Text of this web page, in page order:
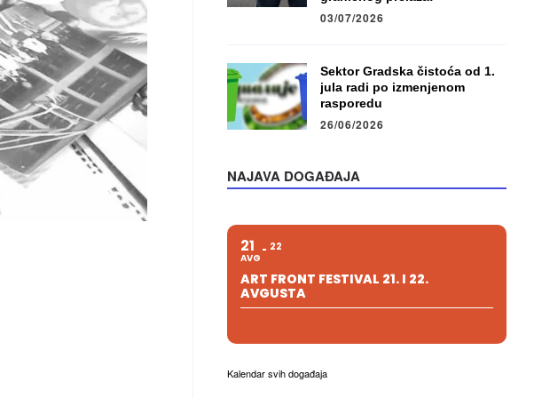
03/07/2026
Sektor Gradska čistoća od 1.
jula radi po izmenjenom
rasporedu
26/06/2026
NAJAVA DOGAĐAJA
21
AVG
22
ART FRONT FESTIVAL 21. I 22.
AVGUSTA
Kalendar svih događaja